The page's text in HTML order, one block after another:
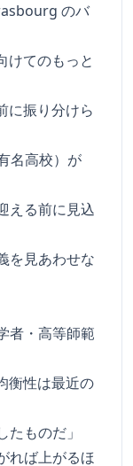
のバ
けてのもっと
に振り分けら
名高校）が
える前に見込
を見あわせな
者・高等師範
衡性は最近の
ものだ」
れば上がるほ